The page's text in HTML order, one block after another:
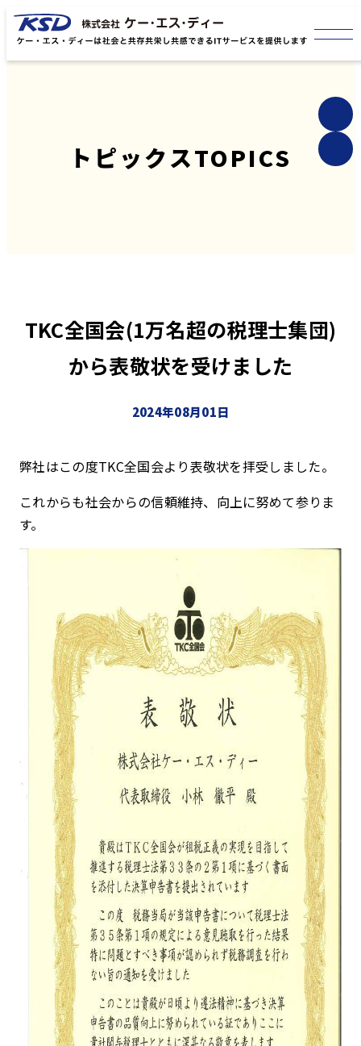
トピックスTOPICS
TKC全国会(1万名超の税理士集団)
から表敬状を受けました
2024年08月01日
弊社はこの度TKC全国会より表敬状を拝受しました。
これからも社会からの信頼維持、向上に努めて参りま
す。